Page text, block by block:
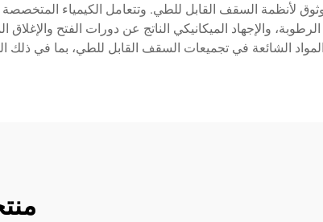
لأنظمة السقف القابل للطي. وتتعامل الكيمياء المتخصصة
والإجهاد الميكانيكي الناتج عن دورات الفتح
الشائعة في تجميعات السقف القابل للطي، بما في ذلك